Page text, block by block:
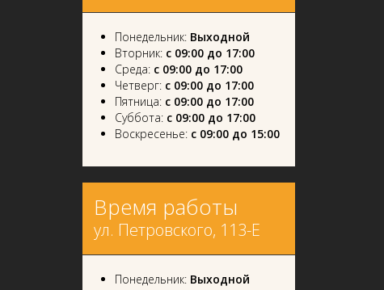
Понедельник: Выходной
Вторник: с 09:00 до 17:00
Среда: с 09:00 до 17:00
Четверг: с 09:00 до 17:00
Пятница: с 09:00 до 17:00
Суббота: с 09:00 до 17:00
Воскресенье: с 09:00 до 15:00
Время работы
ул. Петровского, 113-Е
Понедельник: Выходной